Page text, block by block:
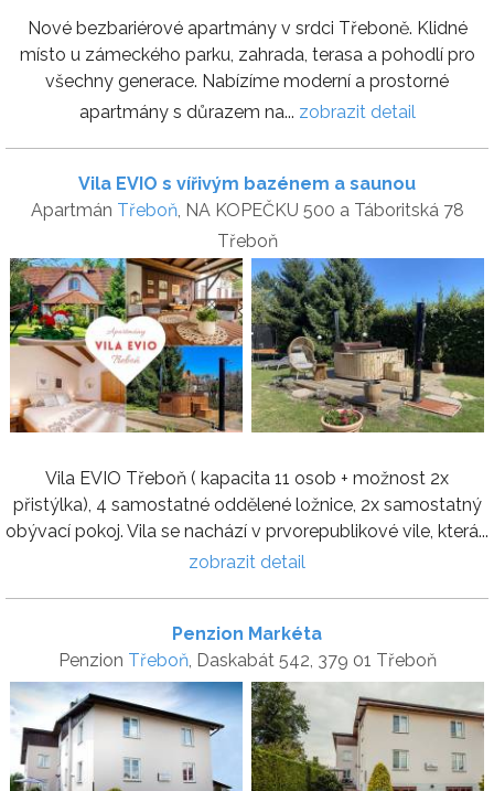
Nové bezbariérové apartmány v srdci Třeboně. Klidné
místo u zámeckého parku, zahrada, terasa a pohodlí pro
všechny generace. Nabízíme moderní a prostorné
apartmány s důrazem na... zobrazit detail
Vila EVIO s vířivým bazénem a saunou
Apartmán Třeboň, NA KOPEČKU 500 a Táboritská 78
Třeboň
Vila EVIO Třeboň ( kapacita 11 osob + možnost 2x
přistýlka), 4 samostatné oddělené ložnice, 2x samostatný
obývací pokoj. Vila se nachází v prvorepublikové vile, která...
zobrazit detail
Penzion Markéta
Penzion Třeboň, Daskabát 542, 379 01 Třeboň